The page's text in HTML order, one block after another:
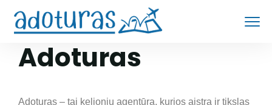
Adoturas
Adoturas – tai kelionių agentūra, kurios aistra ir tikslas